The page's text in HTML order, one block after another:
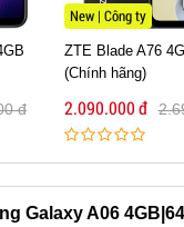
đ
New | Công ty
ZTE Blade A35
(Chính hãng)
1.990.000 đ
Galaxy A06